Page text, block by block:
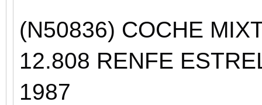
(N50836) COCHE
12.808 RENFE
1987